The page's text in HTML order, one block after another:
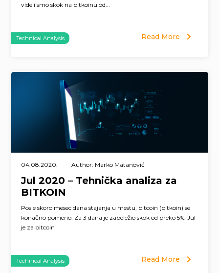
videli smo skok na bitkoinu od...
Technical Analysis Read More
04.08.2020. Author: Marko Matanović
Jul 2020 – Tehnička analiza za
BITKOIN
Posle skoro mesec dana stajanja u mestu, bitcoin (bitkoin) se
konačno pomerio. Za 3 dana je zabeležio skok od preko 5%. Jul
je za bitcoin
Technical Analysis Read More